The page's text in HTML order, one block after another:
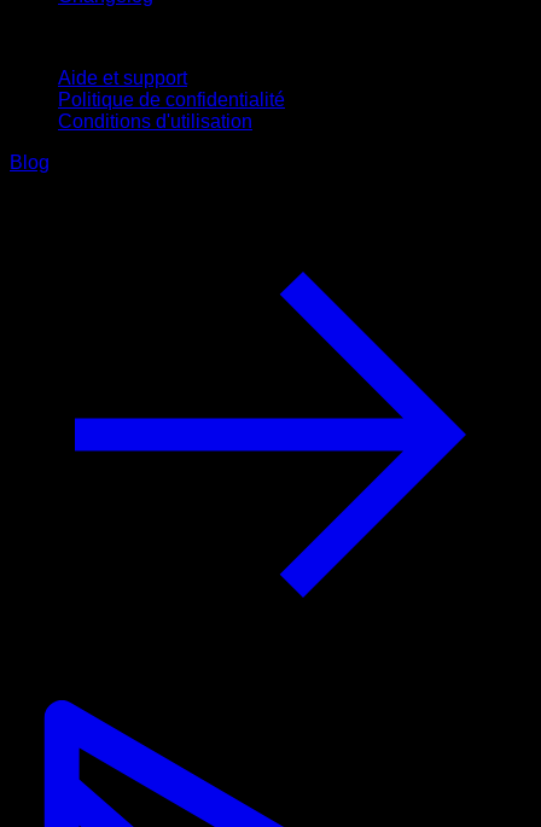
Aide et support
Politique de confidentialité
Conditions d'utilisation
Blog